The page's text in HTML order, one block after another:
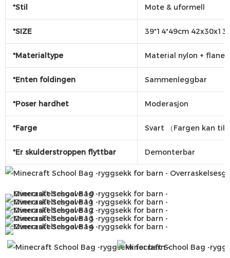
*Stil Mote & uformell
*SIZE 39*14*49cm
*Materialtype Material nylon +
*Enten foldingen Sammenleggbar
*Poser hardhet Moderasjon
*Farge Svart （Fargen kan
*Er skulderstroppen flyttbar Demonterbar